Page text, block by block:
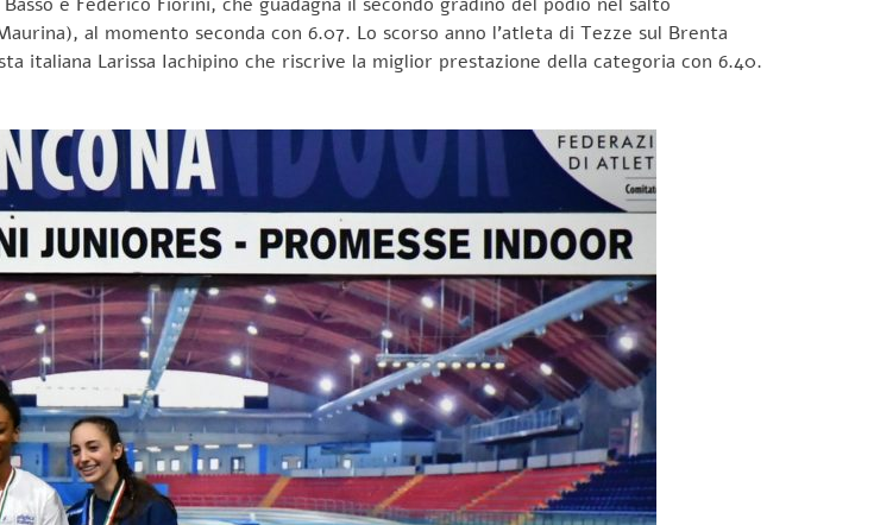
al momento seconda con 6.07. Lo scorso anno l’atleta di Tezze sul Brenta
italiana Larissa Iachipino che riscrive la miglior prestazione della categoria con 6.40.